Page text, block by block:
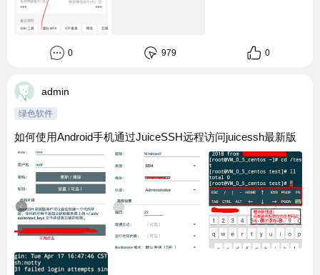
0 979 0
admin
绿色软件
如何使用Android手机通过JuiceSSH远程访问juicessh最新版